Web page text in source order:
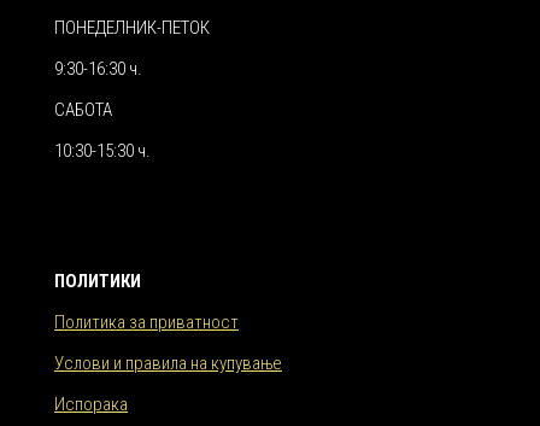
ПОНЕДЕЛНИК-ПЕТОК
9:30-16:30 ч.
САБОТА
10:30-15:30 ч.
ПОЛИТИКИ
Политика за приватност
Услови и правила на купување
Испорака